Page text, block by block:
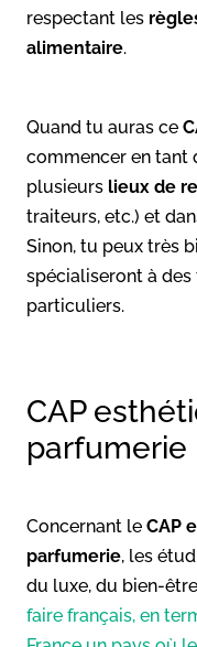
respectant les
alimentaire.
Quand tu auras ce
commencer en tant
plusieurs lieux de
traiteurs, etc.) et
Sinon, tu peux très
spécialiseront à
particuliers.
CAP
parfumerie
Concernant le CAP
parfumerie, les
du luxe, du bien-
faire français, en